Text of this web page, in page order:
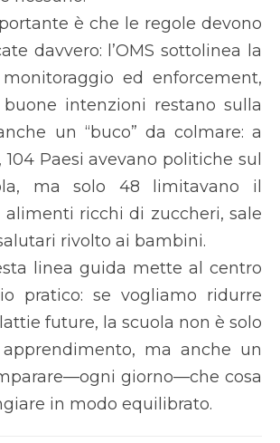
è che le regole devono
davvero: l’OMS sottolinea la
ed enforcement,
intenzioni restano sulla
un “buco” da colmare: a
Paesi avevano politiche sul
ma solo 48 limitavano il
ricchi di zuccheri, sale
rivolto ai bambini.
linea guida mette al centro
pratico: se vogliamo ridurre
future, la scuola non è solo
ma anche un
giorno—che cosa
in modo equilibrato.